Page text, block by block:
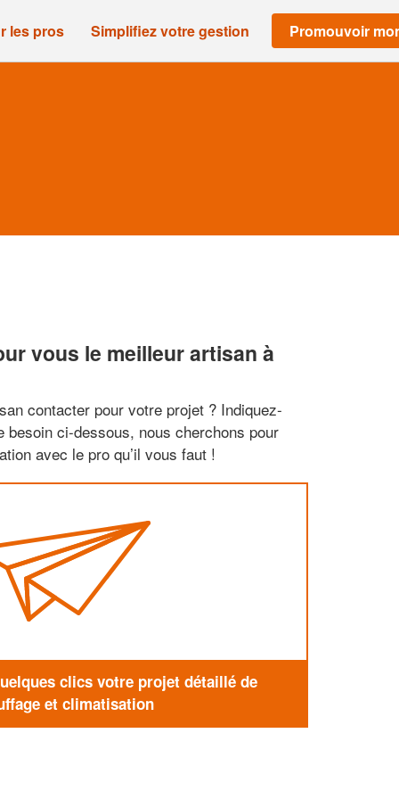
les pros Simplifiez votre gestion Promouvoir
vous le meilleur artisan à
contacter pour votre projet ? Indiquez-
besoin ci-dessous, nous cherchons pour
avec le pro qu’il vous faut !
clics votre projet détaillé de
et climatisation